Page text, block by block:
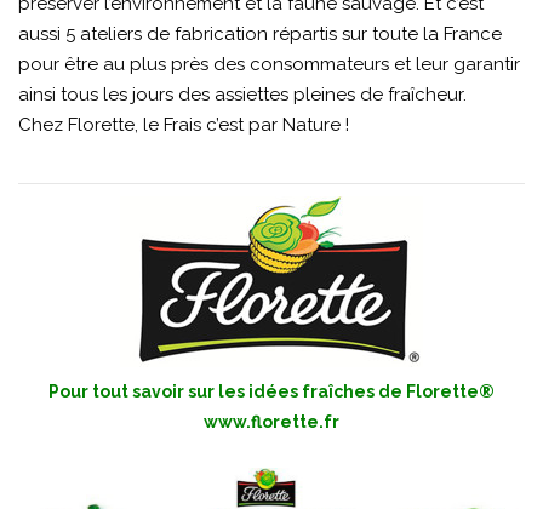
aussi 5 ateliers de fabrication répartis sur toute la France
pour être au plus près des consommateurs et leur garantir
ainsi tous les jours des assiettes pleines de fraîcheur.
Chez Florette, le Frais c’est par Nature !
Pour tout savoir sur les idées fraîches de Florette®
www.florette.fr